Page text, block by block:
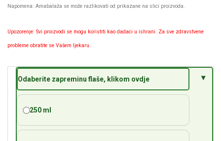
Napomena: Amabalaža se može razlikovati od prikazane na slici proizvoda.
Upozorenje: Svi proizvodi se mogu koristiti kao dadaci u ishrani. Za sve zdravstvene
probleme obratite se Vašem ljekaru.
Odaberite zapreminu flaše, klikom ovdje
250 ml